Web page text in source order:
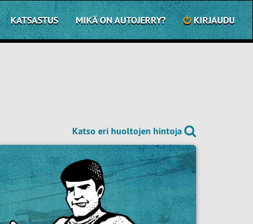
KATSASTUS MIKÄ ON AUTOJERRY? KIRJAUDU
Katso eri huoltojen hintoja